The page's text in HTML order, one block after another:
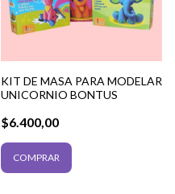
KIT DE MASA PARA MODELAR
UNICORNIO BONTUS
$6.400,00